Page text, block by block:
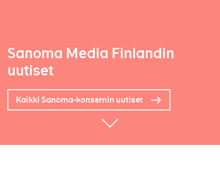
Sanoma Media Finlandin
uutiset
Kaikki Sanoma-konsernin uutiset